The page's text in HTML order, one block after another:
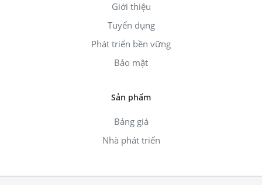
Giới thiệu
Tuyển dụng
Phát triển bền vững
Bảo mật
Sản phẩm
Bảng giá
Nhà phát triển